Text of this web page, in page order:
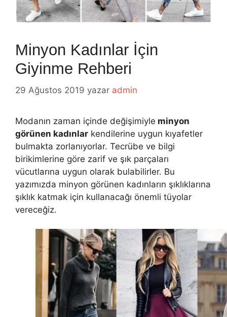
Minyon Kadınlar İçin
Giyinme Rehberi
29 Ağustos 2019 yazar admin
Modanın zaman içinde değişimiyle minyon
görünen kadınlar kendilerine uygun kıyafetler
bulmakta zorlanıyorlar. Tecrübe ve bilgi
birikimlerine göre zarif ve şık parçaları
vücutlarına uygun olarak bulabilirler. Bu
yazımızda minyon görünen kadınların şıklıklarına
şıklık katmak için kullanacağı önemli tüyolar
vereceğiz.